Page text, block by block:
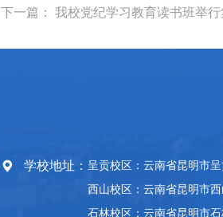
下一篇： 我校党纪学习教育读书班举
学校地址： 呈贡校区：云南省昆明市
西山校区：云南省昆明市
石林校区： 云南省昆明市